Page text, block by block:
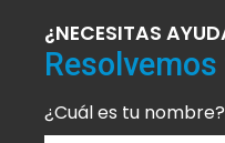
¿NECESITAS
¿Cuál es tu nombre?